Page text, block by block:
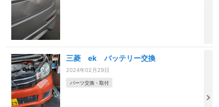
三菱 ek バッテリー交換
2024年02月29日
パーツ交換・取付